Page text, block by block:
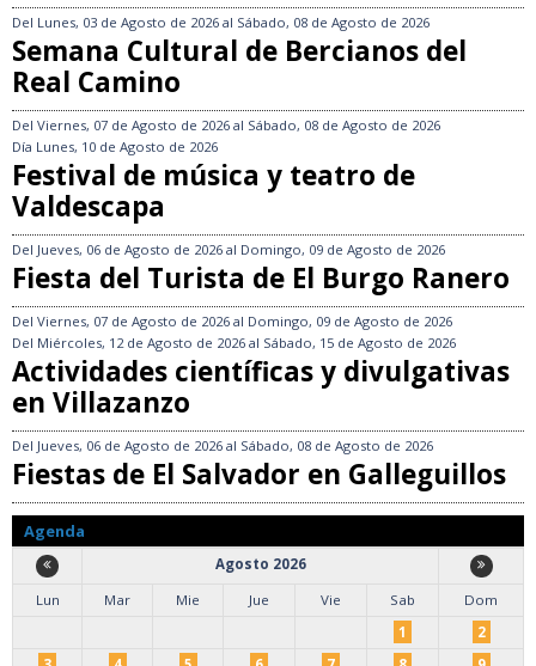
Del Lunes, 03 de Agosto de 2026 al Sábado, 08 de Agosto de 2026
Semana Cultural de Bercianos del
Real Camino
Del Viernes, 07 de Agosto de 2026 al Sábado, 08 de Agosto de 2026
Día Lunes, 10 de Agosto de 2026
Festival de música y teatro de
Valdescapa
Del Jueves, 06 de Agosto de 2026 al Domingo, 09 de Agosto de 2026
Fiesta del Turista de El Burgo Ranero
Del Viernes, 07 de Agosto de 2026 al Domingo, 09 de Agosto de 2026
Del Miércoles, 12 de Agosto de 2026 al Sábado, 15 de Agosto de 2026
Actividades científicas y divulgativas
en Villazanzo
Del Jueves, 06 de Agosto de 2026 al Sábado, 08 de Agosto de 2026
Fiestas de El Salvador en Galleguillos
Agenda
Agosto 2026
Lun
Mar Mie Jue Vie Sab
Dom
1
2